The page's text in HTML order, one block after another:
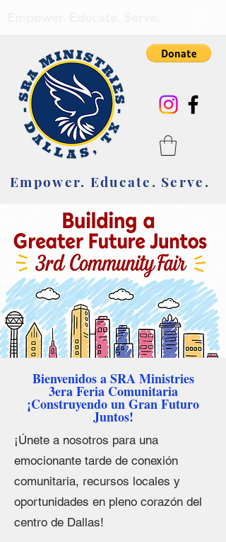
Empower. Educate. Serve.
Bienvenidos a SRA Ministries
3era Feria Comunitaria
¡Construyendo un Gran Futuro
Juntos!
¡Únete a nosotros para una
emocionante tarde de conexión
comunitaria, recursos locales y
oportunidades en pleno corazón del
centro de Dallas!